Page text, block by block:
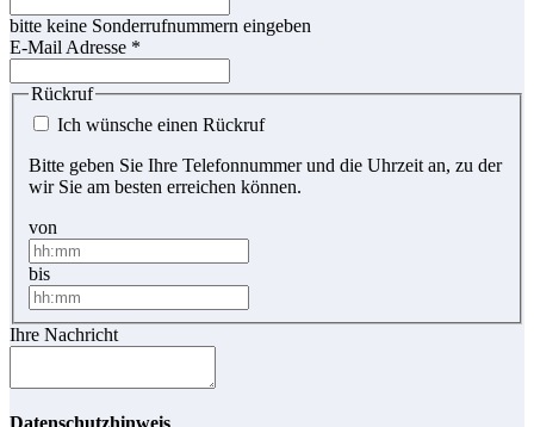
bitte keine Sonderrufnummern eingeben
E-Mail Adresse *
Rückruf
Ich wünsche einen Rückruf
Bitte geben Sie Ihre Telefonnummer und die Uhrzeit an, zu der
wir Sie am besten erreichen können.
von
bis
Ihre Nachricht
Datenschutzhinweis